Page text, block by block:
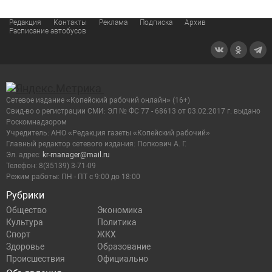
Редакция Контакты Реклама Подписка
Архив
Расписание автобусов
Рубрики
Общество
Экономика
Культура
Политика
Спорт
ЖКХ
Здоровье
Образование
Происшествия
Официально
Сетевое издание «Копейский рабочий онлайн» (16+)
Cвид-во о регистрации СМИ: ЭЛ № ФС 77 - 68613 от 03.02.2017 г. выдано
Роскомнадзором
Учредитель: АНО «Редакция газеты «Копейский рабочий»
Главный редактор сетевого издания: Попкович А. Г.
Эл. адрес: kr-manager@mail.ru
Телефон: 8(35139) 3-71-09
Режим работы: ПН - ПТ с 9:00 до 18:00